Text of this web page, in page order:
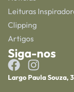
Leituras
Clipping
Artigos
Siga-nos
Largo Paula Souza,